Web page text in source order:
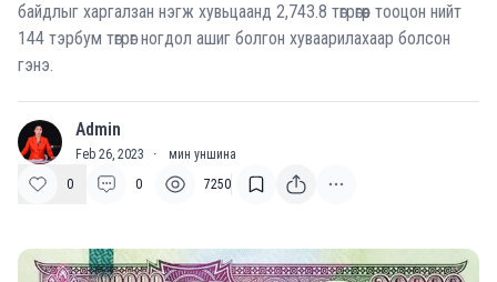
байдлыг харгалзан нэгж хувьцаанд 2,743.8 төгрөгөөр тооцон нийт
144 тэрбум төгрөг ногдол ашиг болгон хуваарилахаар болсон
гэнэ.
A Admin
Feb 26, 2023 ·
мин уншина
0
0 7250